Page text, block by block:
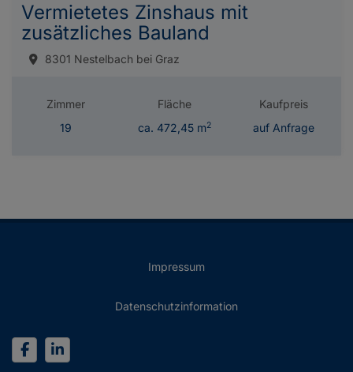
Vermietetes Zinshaus mit
zusätzliches Bauland
8301 Nestelbach bei Graz
Zimmer
19
Fläche
ca. 472,45 m2
Kaufpreis
auf Anfrage
Impressum
Datenschutzinformation